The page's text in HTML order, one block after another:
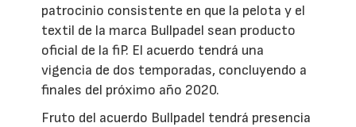
patrocinio consistente en que la pelota y el
textil de la marca Bullpadel sean producto
oficial de la fiP. El acuerdo tendrá una
vigencia de dos temporadas, concluyendo a
finales del próximo año 2020.
Fruto del acuerdo Bullpadel tendrá presencia